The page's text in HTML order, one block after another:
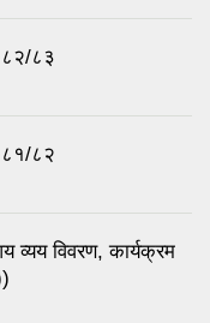
८३
८२
विवरण, कार्यक्रम